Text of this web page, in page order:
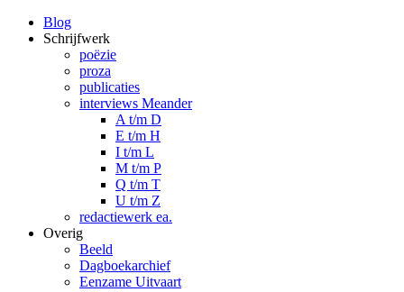
Blog
Schrijfwerk
poëzie
proza
publicaties
interviews Meander
A t/m D
E t/m H
I t/m L
M t/m P
Q t/m T
U t/m Z
redactiewerk ea.
Overig
Beeld
Dagboekarchief
Eenzame Uitvaart